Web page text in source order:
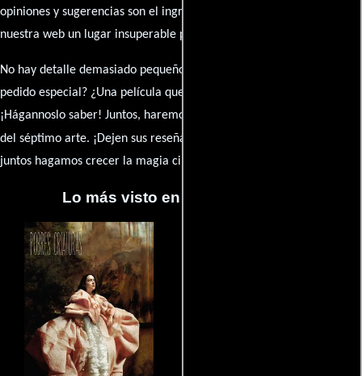
opiniones y sugerencias son el ingrediente secreto que hará de
nuestra web un lugar insuperable para los amantes del celuloide.
No hay detalle demasiado pequeño ni opinión insignificante. ¿Algún
pedido especial? ¿Una película que sueñas con ver reseñada?
¡Hágannoslo saber! Juntos, haremos de esta comunidad el epicentro
del séptimo arte. ¡Dejen sus reseña en la
juntos hagamos crecer la magia cinematográfica!
Lo más visto en Cineyseries.net